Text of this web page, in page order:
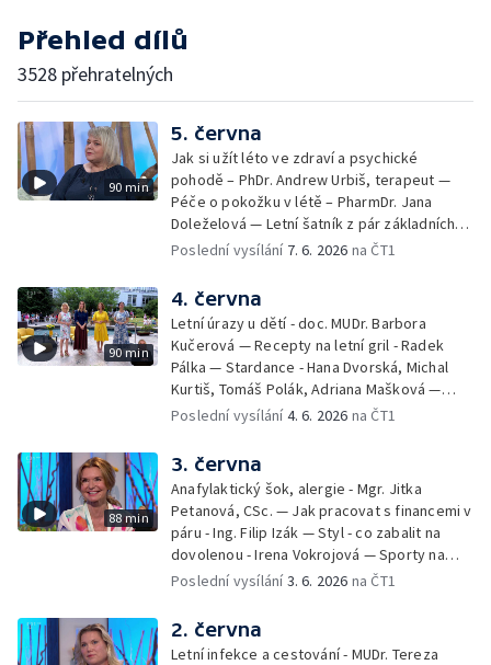
Přehled dílů
3528 přehratelných
90 min
5. června
Jak si užít léto ve zdraví a psychické
pohodě – PhDr. Andrew Urbiš, terapeut —
Péče o pokožku v létě – PharmDr. Jana
Doleželová — Letní šatník z pár základních
kousků – Luděk Šmehlík, stylista —
slavnosti – Jiří Krhut, hudebník — Vaření:
letní párty s přáteli – Pavla Pavelková —
Festival v ulicích – Petra Hradilová — Muzejní
noc
Poslední vysílání 7. 6. 2026 na ČT1
90 min
4. června
Letní úrazy u dětí - doc. MUDr. Barbora
Kučerová — Recepty na letní gril - Radek
Pálka — Stardance - Hana Dvorská, Michal
Kurtiš, Tomáš Polák, Adriana Mašková —
Debbie — Dětský čin roku — Zooterapie -
Jírová — Patrik Eliáš — Sladké recepty na
léto - Míša Sedláčková
Poslední vysílání4. 6. 2026 na ČT1
88 min
3. června
Anafylaktický šok, alergie - Mgr. Jitka
Petanová, CSc. — Jak pracovat s financemi v
páru - Ing. Filip Izák — Styl - co zabalit na
dovolenou - Irena Vokrojová — Sporty na
léto - paddleboard — Alžběta Jungrová —
Heřmánková, Zdeněk Žák, Josef Vrána
Poslední vysílání3. 6. 2026 na ČT1
2. června
Letní infekce a cestování - MUDr. Tereza